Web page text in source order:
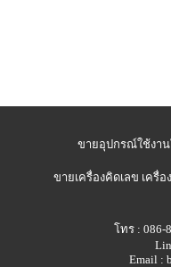
ขายอุปกรณ์ใช้งา
ขายเครื่องคิดเลข เครื่
โทร : 086-
Email :